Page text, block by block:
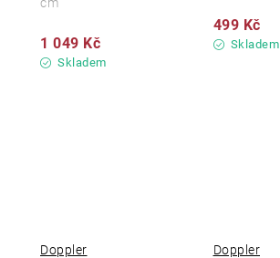
Skladem
1 049 Kč Skladem
499 Kč
Doppler Doppler